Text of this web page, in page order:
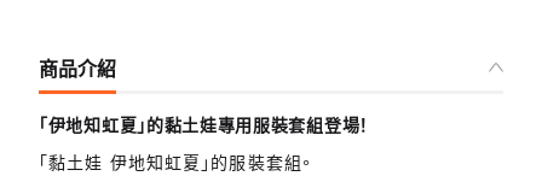
商品介紹
「伊地知虹夏」的黏土娃專用服裝套組登場！
「黏土娃 伊地知虹夏」的服裝套組。